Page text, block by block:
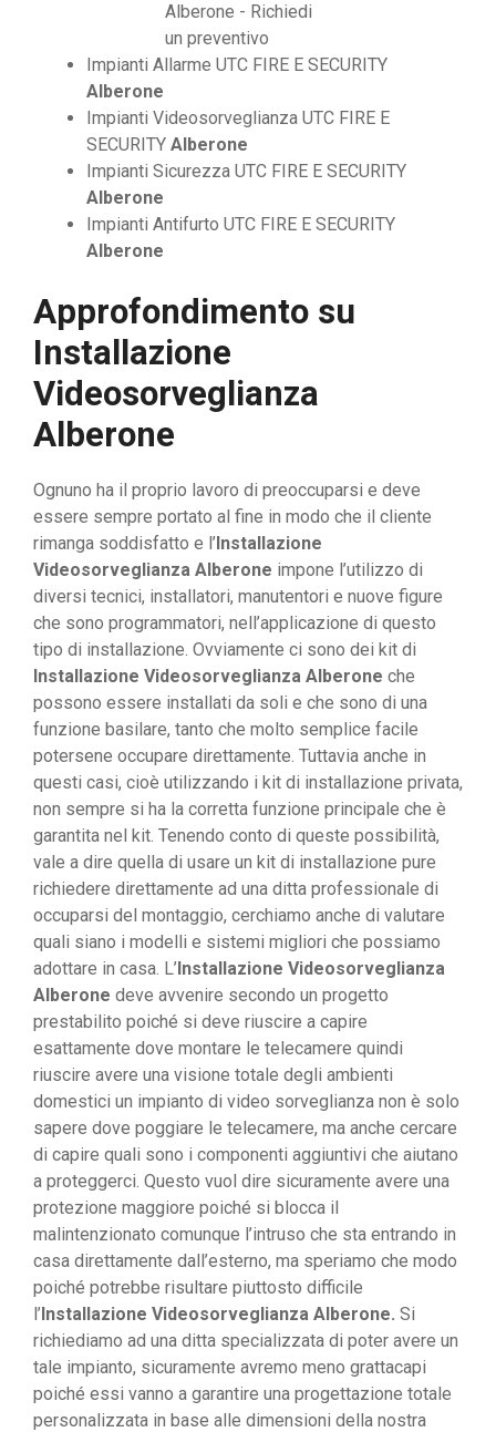
Impianti Allarme UTC FIRE E SECURITY
Alberone
Impianti Videosorveglianza UTC FIRE E
SECURITY Alberone
Impianti Sicurezza UTC FIRE E SECURITY
Alberone
Impianti Antifurto UTC FIRE E SECURITY
Alberone
Approfondimento su
Installazione
Videosorveglianza
Alberone
Ognuno ha il proprio lavoro di preoccuparsi e deve
essere sempre portato al fine in modo che il cliente
rimanga soddisfatto e l’Installazione
Videosorveglianza Alberone impone l’utilizzo di
diversi tecnici, installatori, manutentori e nuove figure
che sono programmatori, nell’applicazione di questo
tipo di installazione. Ovviamente ci sono dei kit di
Installazione Videosorveglianza Alberone che
possono essere installati da soli e che sono di una
funzione basilare, tanto che molto semplice facile
potersene occupare direttamente. Tuttavia anche in
questi casi, cioè utilizzando i kit di installazione privata,
non sempre si ha la corretta funzione principale che è
garantita nel kit. Tenendo conto di queste possibilità,
vale a dire quella di usare un kit di installazione pure
richiedere direttamente ad una ditta professionale di
occuparsi del montaggio, cerchiamo anche di valutare
quali siano i modelli e sistemi migliori che possiamo
adottare in casa. L’Installazione Videosorveglianza
Alberone deve avvenire secondo un progetto
prestabilito poiché si deve riuscire a capire
esattamente dove montare le telecamere quindi
riuscire avere una visione totale degli ambienti
domestici un impianto di video sorveglianza non è solo
sapere dove poggiare le telecamere, ma anche cercare
di capire quali sono i componenti aggiuntivi che aiutano
a proteggerci. Questo vuol dire sicuramente avere una
protezione maggiore poiché si blocca il
malintenzionato comunque l’intruso che sta entrando in
casa direttamente dall’esterno, ma speriamo che modo
poiché potrebbe risultare piuttosto difficile
l’Installazione Videosorveglianza Alberone. Si
richiediamo ad una ditta specializzata di poter avere un
tale impianto, sicuramente avremo meno grattacapi
poiché essi vanno a garantire una progettazione totale
personalizzata in base alle dimensioni della nostra